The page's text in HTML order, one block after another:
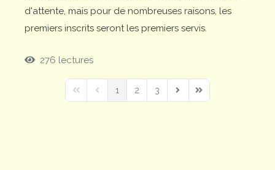
d'attente, mais pour de nombreuses raisons, les
premiers inscrits seront les premiers servis.
276 lectures
First PagePrevious Page
1 2 3
Next PageLast Page